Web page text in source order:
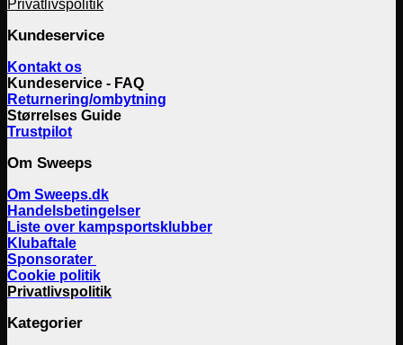
Privatlivspolitik
Kundeservice
Kontakt os
Kundeservice - FAQ
Returnering/ombytning
Størrelses Guide
Trustpilot
Om Sweeps
Om Sweeps.dk
Handelsbetingelser
Liste over kampsportsklubber
Klubaftale
Sponsorater
Cookie politik
Privatlivspolitik
Kategorier